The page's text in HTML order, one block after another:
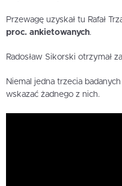
Przewagę uzyskał tu Rafał
proc. ankietowanych.
Radosław Sikorski otrzymał
Niemal jedna trzecia
wskazać żadnego z nich.